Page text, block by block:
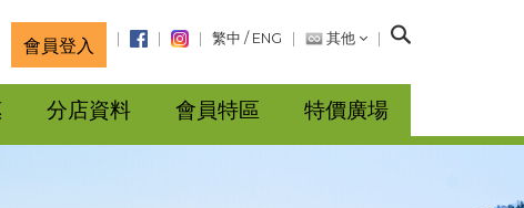
會員登入 繁中 / ENG 其他
搜
分店資料 會員特區 特價廣場